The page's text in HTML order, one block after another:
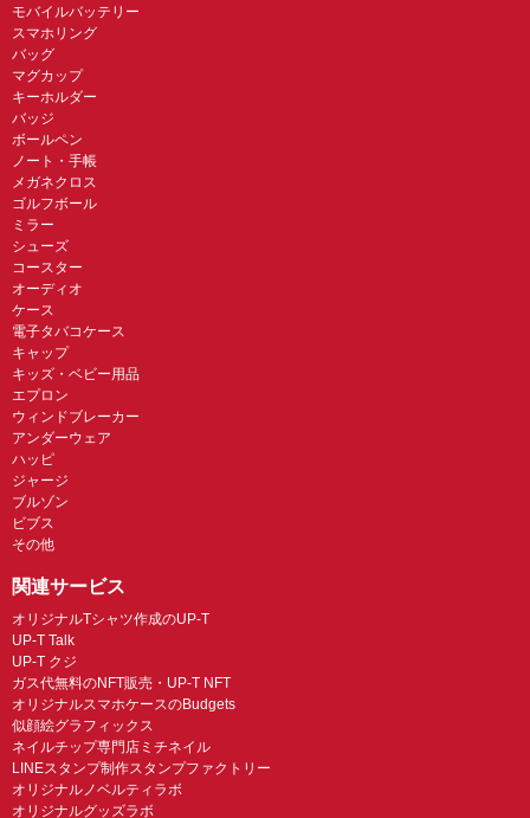
モバイルバッテリー
スマホリング
バッグ
マグカップ
キーホルダー
バッジ
ボールペン
ノート・手帳
メガネクロス
ゴルフボール
ミラー
シューズ
コースター
オーディオ
ケース
電子タバコケース
キャップ
キッズ・ベビー用品
エプロン
ウィンドブレーカー
アンダーウェア
ハッピ
ジャージ
ブルゾン
ビブス
その他
関連サービス
オリジナルTシャツ作成のUP-T
UP-T Talk
UP-T クジ
ガス代無料のNFT販売・UP-T NFT
オリジナルスマホケースのBudgets
似顔絵グラフィックス
ネイルチップ専門店ミチネイル
LINEスタンプ制作スタンプファクトリー
オリジナルノベルティラボ
オリジナルグッズラボ